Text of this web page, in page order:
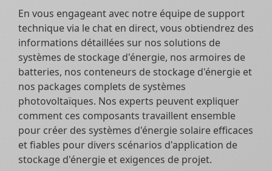
En vous engageant avec notre équipe de support
technique via le chat en direct, vous obtiendrez des
informations détaillées sur nos solutions de
systèmes de stockage d'énergie, nos armoires de
batteries, nos conteneurs de stockage d'énergie et
nos packages complets de systèmes
photovoltaïques. Nos experts peuvent expliquer
comment ces composants travaillent ensemble
pour créer des systèmes d'énergie solaire efficaces
et fiables pour divers scénarios d'application de
stockage d'énergie et exigences de projet.